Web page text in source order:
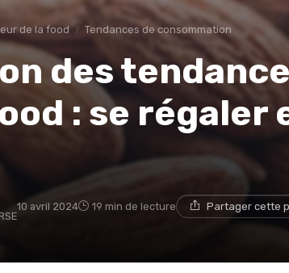
de la food Tendances de consommation
des
: se régaler
10 avril 2024 19 min de lecture Partager cette